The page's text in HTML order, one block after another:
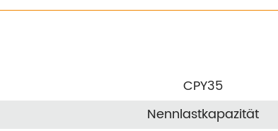
CPY35
Nennlastkapazität